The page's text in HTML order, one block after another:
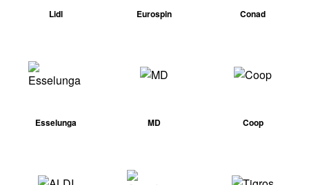
Lidl Eurospin Conad
Esselunga MD Coop